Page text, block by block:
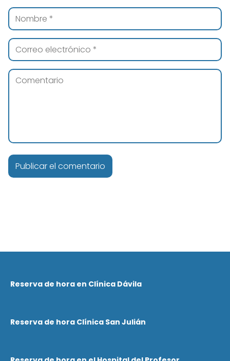
Reserva de hora en Clínica Dávila
Reserva de hora Clínica San Julián